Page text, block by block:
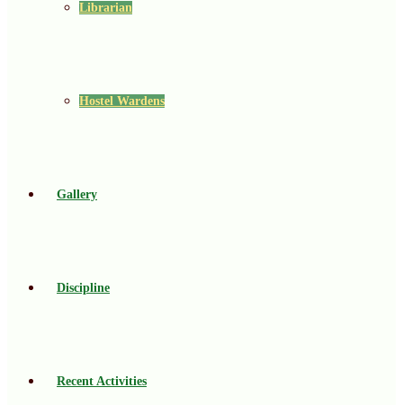
Librarian
Hostel Wardens
Gallery
Discipline
Recent Activities